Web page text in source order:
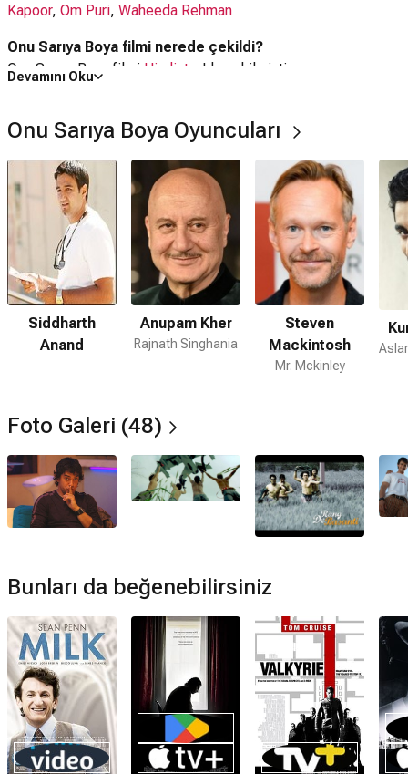
Kapoor, Om Puri, Waheeda Rehman
Onu Sarıya Boya filmi nerede çekildi?
Onu Sarıya Boya filmi Hindistan 'da çekilmiştir.
2 saat 37 dakika
IMDb puanı kaç?
8.1
Onu Sarıya Boya filmi hangi tür?
Komedi ,Dram Tarih Romantik
Nereden izleyebilirim, hangi platformda var?
Netflix
Netflix'te var mı?
Hayır. Film Amazon Prime'da yayınlanmamaktadır.
Müzikleri kime ait?
Onu Sarıya Boya filmi müzikleriA.R. Rahmantarafından
hazırlanmıştır.
Devamını Oku
Onu Sarıya Boya Oyuncuları
Siddharth
Anand
Anupam Kher
Rajnath Singhania
Steven
Mackintosh
Mr. Mckinley
Foto Galeri (48)
Bunları da beğenebilirsiniz